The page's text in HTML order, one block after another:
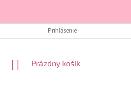
ÚVOD
Prihlásenie
NÁKUPNÝ
Prázdny košík